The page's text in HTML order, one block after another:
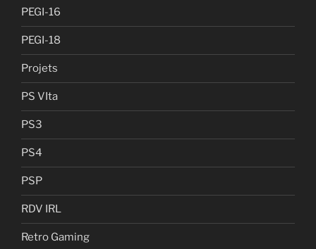
PEGI-16
PEGI-18
Projets
PS VIta
PS3
PS4
PSP
RDV IRL
Retro Gaming